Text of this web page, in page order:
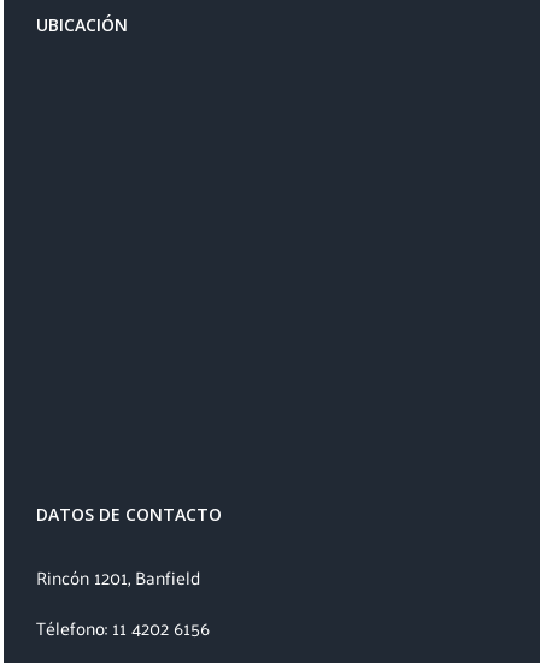
UBICACIÓN
DATOS DE CONTACTO
Rincón 1201, Banfield
Télefono: 11 4202 6156